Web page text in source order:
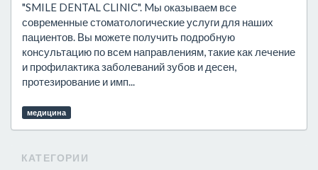
"SMILE DENTAL CLINIC". Mы оказываем все
современные стоматологические услуги для наших
пациентов. Вы можете получить подробную
консультацию по всем направлениям, такие как лечение
и профилактика заболеваний зубов и десен,
протезирование и имп...
медицина
КАТЕГОРИИ